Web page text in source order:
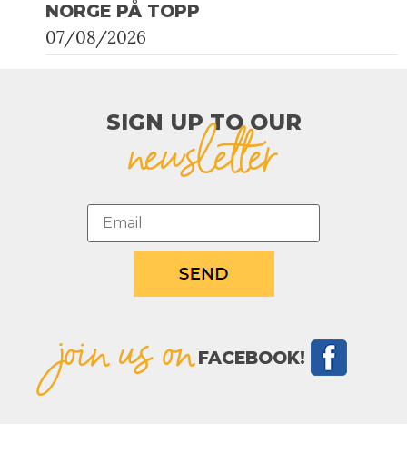
NORGE PÅ TOPP
07/08/2026
SIGN UP TO OUR​
newsletter
join us on FACEBOOK!